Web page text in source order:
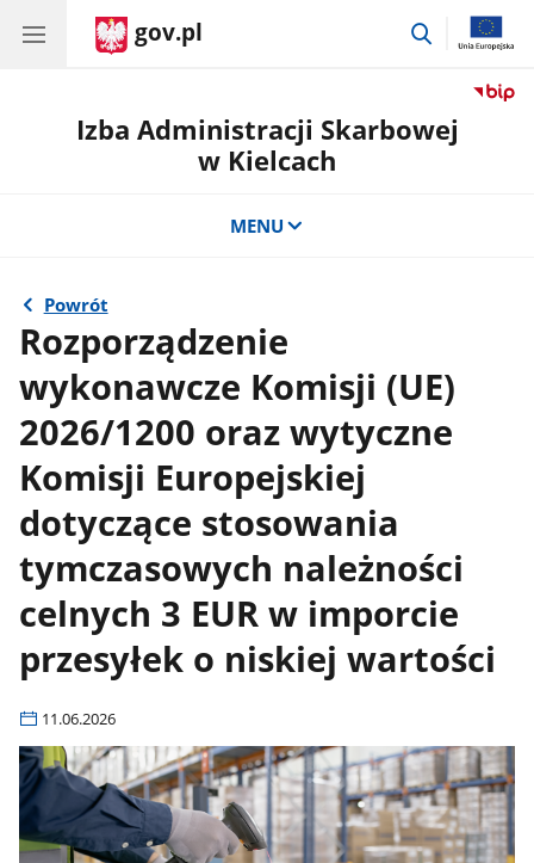
gov.pl
przejdź
Izba Administracji Skarbowej
w Kielcach
MENU
Powrót
Rozporządzenie
wykonawcze Komisji (UE)
2026/1200 oraz wytyczne
Komisji Europejskiej
dotyczące stosowania
tymczasowych należności
celnych 3 EUR w imporcie
przesyłek o niskiej wartości
11.06.2026